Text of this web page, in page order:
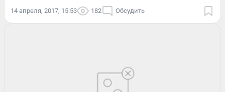
14 апреля, 2017, 15:53 182 Обсудить